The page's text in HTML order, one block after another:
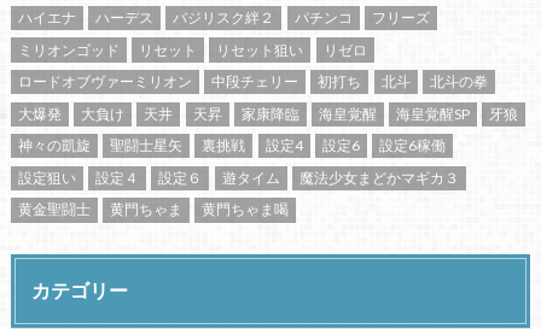
ハイエナ
ハーデス バジリスク絆２ パチンコ
フリーズ
ミリオンゴッド
リセット リセット狙い
リゼロ
ロードオブヴァーミリオン
中段チェリー 初打ち 北斗
北斗の拳
大爆発
大負け 天井 天昇 家康降臨 海皇覚醒 海皇覚醒SP
牙狼
神々の凱旋
聖闘士星矢 裏挑戦 設定4 設定6
設定6稼働
設定狙い
設定４ 設定６ 遊タイム
魔法少女まどかマギカ３
黄金聖闘士
黄門ちゃま 黄門ちゃま喝
カテゴリー